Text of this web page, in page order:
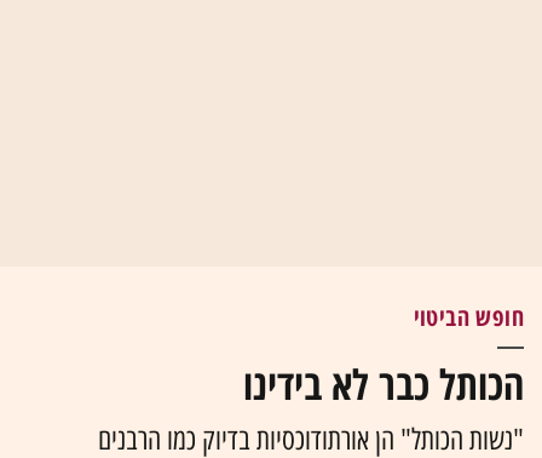
חופש הביטוי
הכותל כבר לא בידינו
"נשות הכותל" הן אורתודוכסיות בדיוק כמו הרבנים